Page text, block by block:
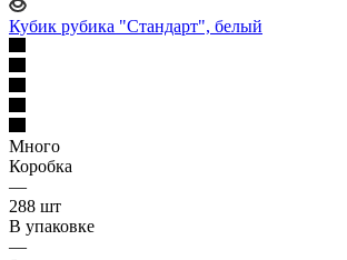
Кубик рубика "Стандарт", белый
Много
Коробка
—
288 шт
В упаковке
—